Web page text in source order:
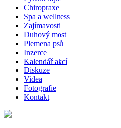
Chiropraxe
Spa a wellness
Zajímavosti
Duhový most
Plemena psů
Inzerce
Kalendář akcí
Diskuze
Videa
Fotografie
Kontakt